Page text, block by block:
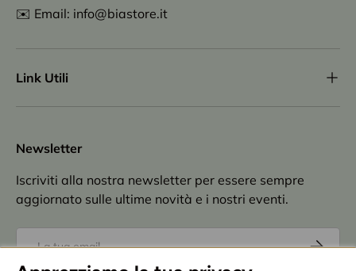
✉️ Email: info@biastore.it
Link Utili
Newsletter
Iscriviti alla nostra newsletter per essere sempre
aggiornato sulle ultime novità e i nostri eventi.
Iscriviti